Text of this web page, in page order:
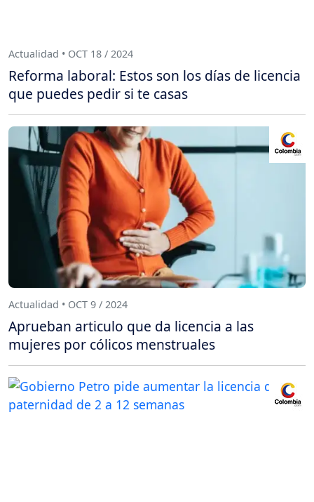
Actualidad • OCT 18 / 2024
Reforma laboral: Estos son los días de licencia
que puedes pedir si te casas
Actualidad • OCT 9 / 2024
Aprueban articulo que da licencia a las
mujeres por cólicos menstruales